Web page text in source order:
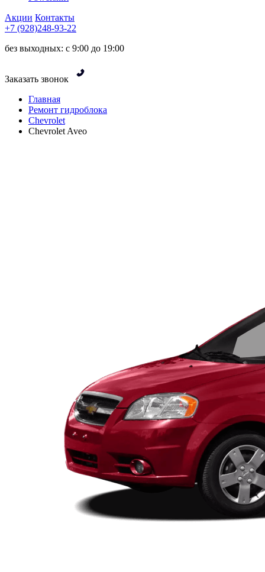
Акции Контакты
+7 (928)248-93-22
без выходных: с 9:00 до 19:00
Заказать звонок
Главная
Ремонт гидроблока
Chevrolet
Chevrolet Aveo